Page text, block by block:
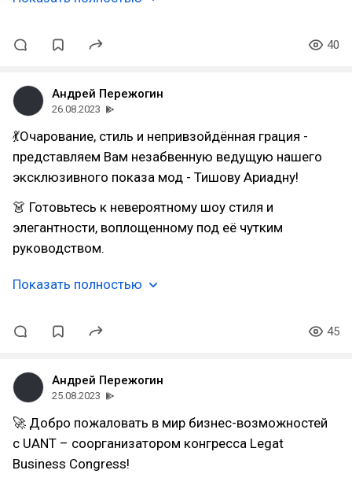
40
Андрей Пережогин
26.08.2023
💃Очарование, стиль и непривзойдённая грация -
представляем Вам незабвенную ведущую нашего
эксклюзивного показа мод - Тишову Ариадну!
👗 Готовьтесь к невероятному шоу стиля и
элегантности, воплощенному под её чутким
руководством.
Показать полностью
45
Андрей Пережогин
25.08.2023
🚀 Добро пожаловать в мир бизнес-возможностей
с UANT – соорганизатором конгресса Legat
Business Congress!